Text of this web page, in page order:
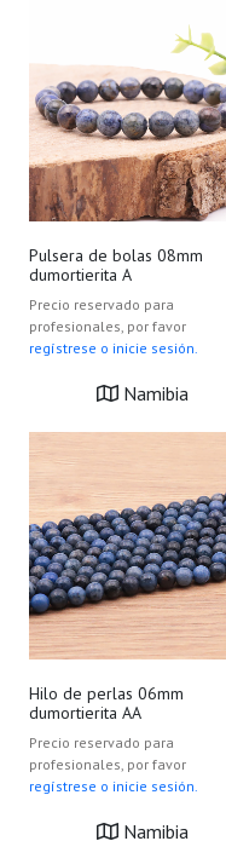
Pulsera de bolas 08mm
dumortierita A
Precio reservado para
profesionales, por favor
regístrese o inicie sesión.
Namibia
Hilo de perlas 06mm
dumortierita AA
Precio reservado para
profesionales, por favor
regístrese o inicie sesión.
Namibia